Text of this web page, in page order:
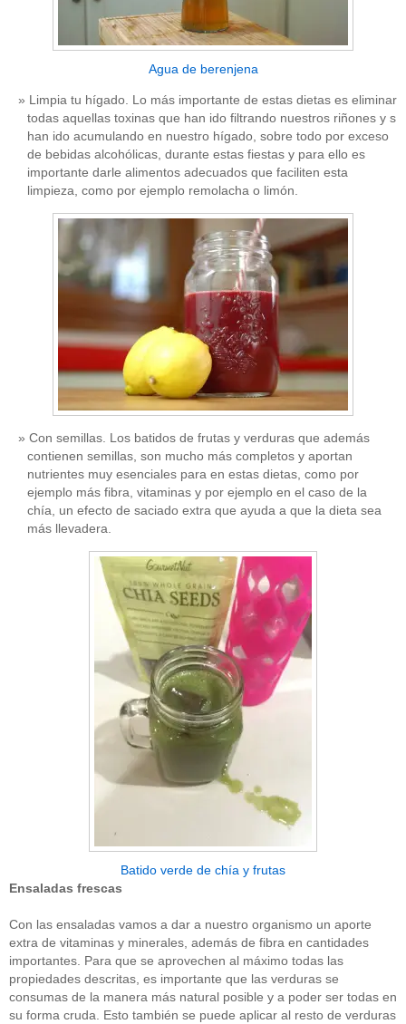
Agua de berenjena
Limpia tu hígado. Lo más importante de estas dietas es eliminar
todas aquellas toxinas que han ido filtrando nuestros riñones y s
han ido acumulando en nuestro hígado, sobre todo por exceso
de bebidas alcohólicas, durante estas fiestas y para ello es
importante darle alimentos adecuados que faciliten esta
limpieza, como por ejemplo remolacha o limón.
Con semillas. Los batidos de frutas y verduras que además
contienen semillas, son mucho más completos y aportan
nutrientes muy esenciales para en estas dietas, como por
ejemplo más fibra, vitaminas y por ejemplo en el caso de la
chía, un efecto de saciado extra que ayuda a que la dieta sea
más llevadera.
Batido verde de chía y frutas
Ensaladas frescas
Con las ensaladas vamos a dar a nuestro organismo un aporte
extra de vitaminas y minerales, además de fibra en cantidades
importantes. Para que se aprovechen al máximo todas las
propiedades descritas, es importante que las verduras se
consumas de la manera más natural posible y a poder ser todas en
su forma cruda. Esto también se puede aplicar al resto de verduras